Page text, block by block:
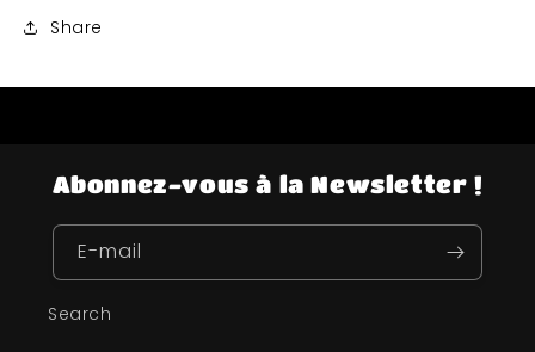
Share
Abonnez-vous à la Newsletter !
E-mail
Search